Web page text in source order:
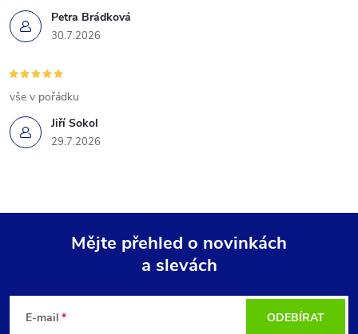
Petra Brádková
30.7.2026
Jiří Sokol
29.7.2026
vše v pořádku
Mějte přehled o novinkách
a slevách
E-mail ODEBÍRAT